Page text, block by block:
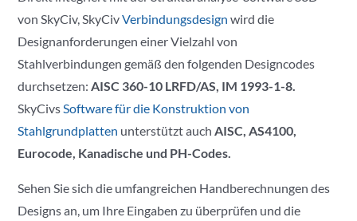
von SkyCiv, SkyCivVerbindungsdesign wird die
Designanforderungen einer Vielzahl von
Stahlverbindungen gemäß den folgenden Designcodes
durchsetzen:AISC 360-10 LRFD/AS, IM 1993-1-8.
SkyCivsSoftware für die Konstruktion von
Stahlgrundplatten unterstützt auchAISC, AS4100,
Eurocode, Kanadische und PH-Codes.
Sehen Sie sich die umfangreichen Handberechnungen des
Designs an, um Ihre Eingaben zu überprüfen und die